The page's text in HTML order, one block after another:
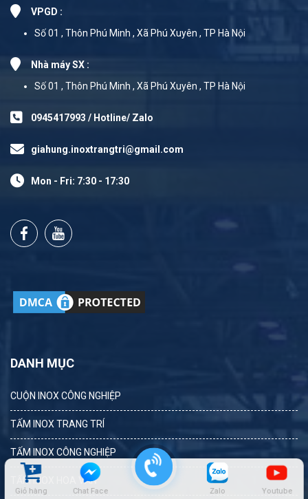
Giỏ hàng Chat Face Zalo Youtube
VPGD :
Số 01 , Thôn Phú Minh , Xã Phú Xuyên , TP Hà Nội
Nhà máy SX :
Số 01 , Thôn Phú Minh , Xã Phú Xuyên , TP Hà Nội
0945417993 / Hotline/ Zalo
giahung.inoxtrangtri@gmail.com
Mon - Fri: 7:30 - 17:30
DANH MỤC
CUỘN INOX CÔNG NGHIỆP
TẤM INOX TRANG TRÍ
TẤM INOX CÔNG NGHIỆP
TẤM INOX HOA VĂN